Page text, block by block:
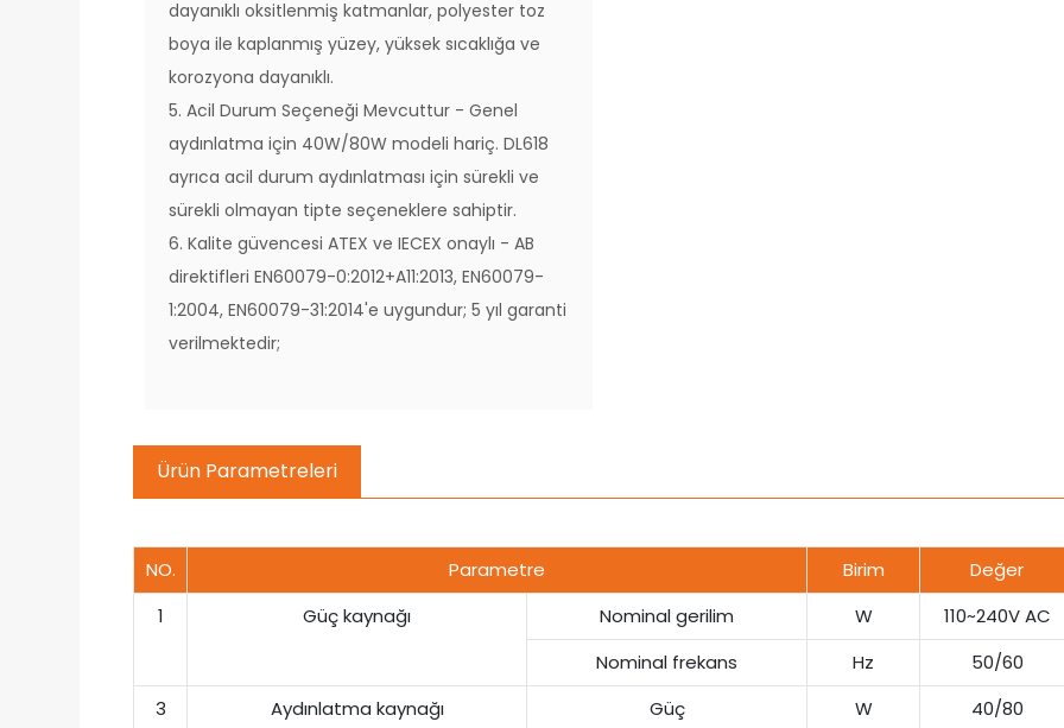
dayanıklı oksitlenmiş katmanlar, polyester toz
boya ile kaplanmış yüzey, yüksek sıcaklığa ve
korozyona dayanıklı.
5. Acil Durum Seçeneği Mevcuttur - Genel
aydınlatma için 40W/80W modeli hariç. DL618
ayrıca acil durum aydınlatması için sürekli ve
sürekli olmayan tipte seçeneklere sahiptir.
6. Kalite güvencesi ATEX ve IECEX onaylı - AB
direktifleri EN60079-0:2012+A11:2013, EN60079-
1:2004, EN60079-31:2014'e uygundur; 5 yıl garanti
verilmektedir;
Ürün Parametreleri
NO. Parametre Birim
Değer
1
Güç kaynağı Nominal gerilim W
110~240V AC
Nominal frekans
Hz
50/60
3
Aydınlatma kaynağı Güç W
40/80